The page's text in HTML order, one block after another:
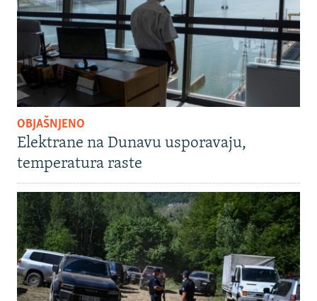
OBJAŠNJENO
Elektrane na Dunavu usporavaju,
temperatura raste